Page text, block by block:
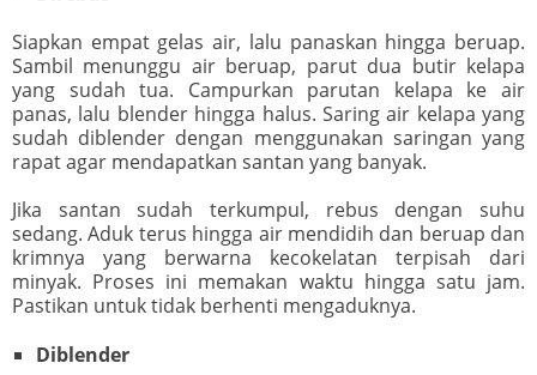
Siapkan empat gelas air, lalu panaskan hingga beruap.
Sambil menunggu air beruap, parut dua butir kelapa
yang sudah tua. Campurkan parutan kelapa ke air
panas, lalu blender hingga halus. Saring air kelapa yang
sudah diblender dengan menggunakan saringan yang
rapat agar mendapatkan santan yang banyak.
Jika santan sudah terkumpul, rebus dengan suhu
sedang. Aduk terus hingga air mendidih dan beruap dan
krimnya yang berwarna kecokelatan terpisah dari
minyak. Proses ini memakan waktu hingga satu jam.
Pastikan untuk tidak berhenti mengaduknya.
Diblender